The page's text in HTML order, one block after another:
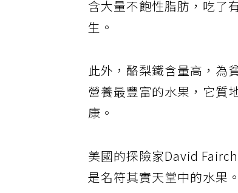
含大量不飽性脂肪，吃了
生。
此外，酪梨鐵含量高，為
營養最豐富的水果，它質
康。
美國的探險家David
是名符其實天堂中的水果